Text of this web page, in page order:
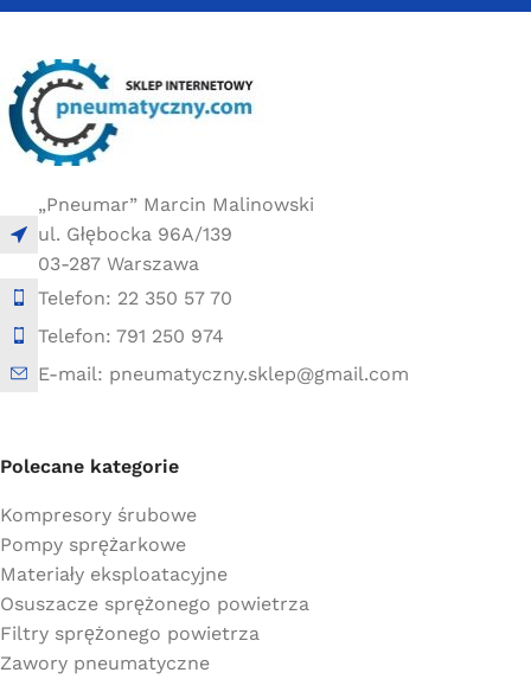
„Pneumar” Marcin Malinowski
ul. Głębocka 96A/139
03-287 Warszawa
Telefon: 22 350 57 70
Telefon: 791 250 974
E-mail: pneumatyczny.sklep@gmail.com
Polecane kategorie
Kompresory śrubowe
Pompy sprężarkowe
Materiały eksploatacyjne
Osuszacze sprężonego powietrza
Filtry sprężonego powietrza
Zawory pneumatyczne